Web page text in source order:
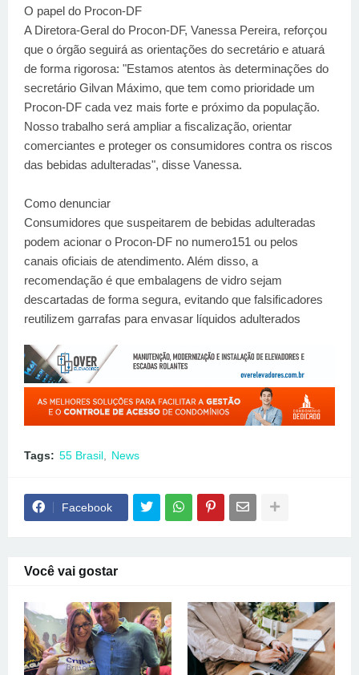
O papel do Procon-DF
A Diretora-Geral do Procon-DF, Vanessa Pereira, reforçou
que o órgão seguirá as orientações do secretário e atuará
de forma rigorosa: "Estamos atentos às determinações do
secretário Gilvan Máximo, que tem como prioridade um
Procon-DF cada vez mais forte e próximo da população.
Nosso trabalho será ampliar a fiscalização, orientar
comerciantes e proteger os consumidores contra os riscos
das bebidas adulteradas", disse Vanessa.
Como denunciar
Consumidores que suspeitarem de bebidas adulteradas
podem acionar o Procon-DF no numero151 ou pelos
canais oficiais de atendimento. Além disso, a
recomendação é que embalagens de vidro sejam
descartadas de forma segura, evitando que falsificadores
reutilizem garrafas para envasar líquidos adulterados
Tags: 55 Brasil News
Facebook
Você vai gostar